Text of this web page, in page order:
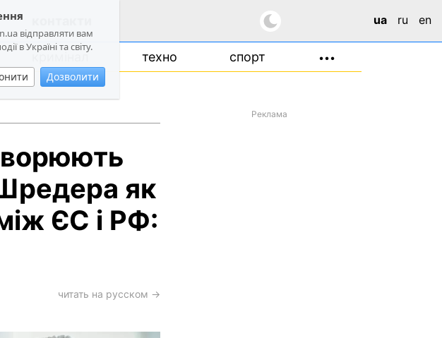
відправляти вам
в Україні та світу.
Дозволити
ua ru en
кримінал техно спорт •••
як
ЄС і РФ:
читать на русском →
Реклама